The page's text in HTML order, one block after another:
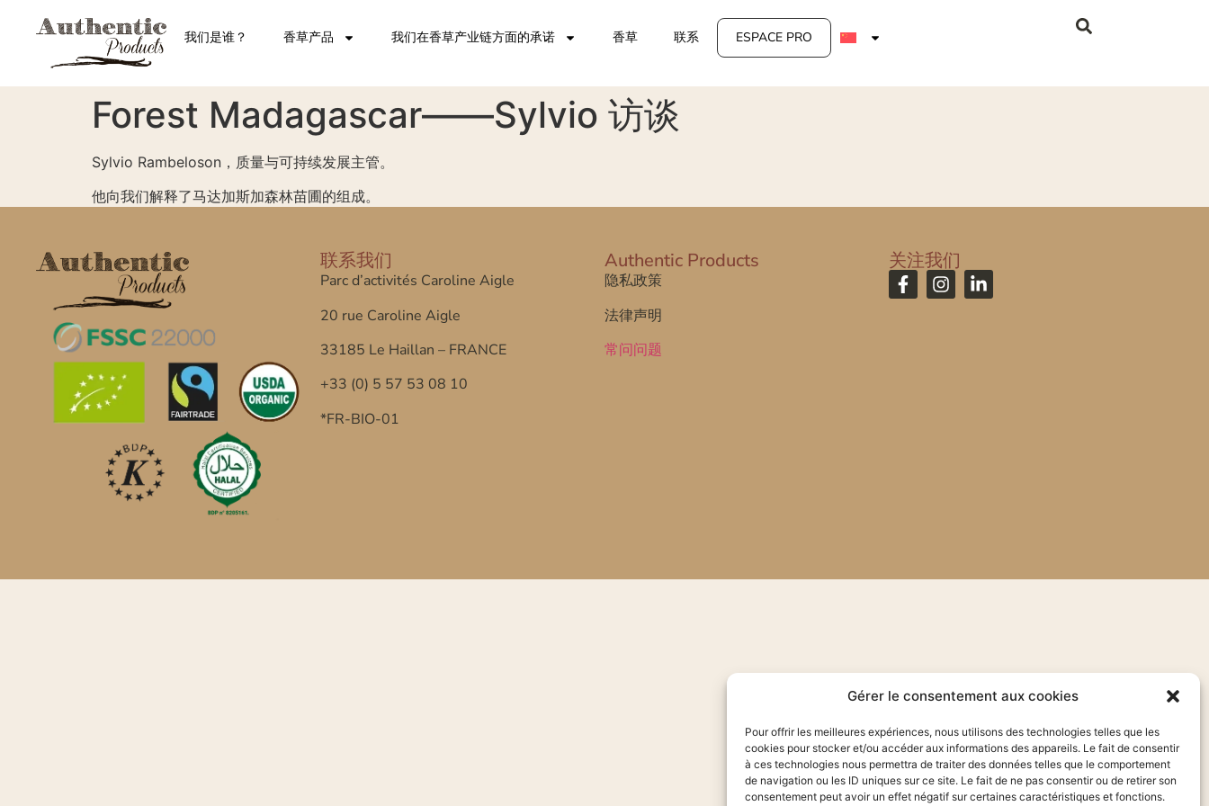
Gérer le consentement aux cookies
Pour offrir les meilleures expériences, nous utilisons des technologies telles que les
cookies pour stocker et/ou accéder aux informations des appareils. Le fait de consentir
à ces technologies nous permettra de traiter des données telles que le comportement
de navigation ou les ID uniques sur ce site. Le fait de ne pas consentir ou de retirer son
consentement peut avoir un effet négatif sur certaines caractéristiques et fonctions.
我们是谁？ 香草产品 我们在香草产业链方面的承诺 香草 联系 ESPACE PRO
Forest Madagascar——Sylvio 访谈
Sylvio Rambeloson，质量与可持续发展主管。
他向我们解释了马达加斯加森林苗圃的组成。
联系我们
Parc d’activités Caroline Aigle
20 rue Caroline Aigle
33185 Le Haillan – FRANCE
+33 (0) 5 57 53 08 10
*FR-BIO-01
Authentic Products
隐私政策
法律声明
常问问题
关注我们